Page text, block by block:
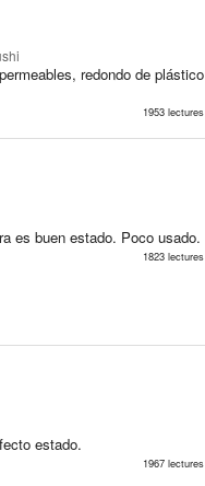
redondo de plástico
1953 lectures
es buen estado. Poco usado.
1823 lectures
estado.
1967 lectures